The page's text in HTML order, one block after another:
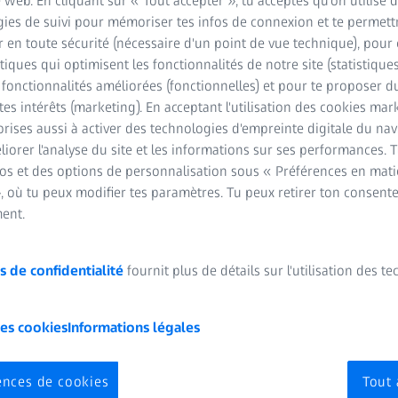
Imaging Solution
ZEISS SL Imaging Solution, vos examens quotidiens à la lampe
d'images et de vidéos de haute qualité aux rapports
cas, de les inclure dans l'information aux patients,
de ZEISS SL Imaging
de suivi pour mémoriser tes infos de connexion et te
en toute sécurité (nécessaire d'un point de vue technique), pour
qui optimisent les fonctionnalités de notre site
améliorées (fonctionnelles) et pour te proposer
intérêts (marketing). En acceptant l'utilisation des cookies
aussi à activer des technologies d'empreinte digitale du
l'analyse du site et les informations sur ses performances.
et des options de personnalisation sous « Préférences en
où tu peux modifier tes paramètres. Tu peux retirer ton
de confidentialité fournit plus de détails sur l'utilisation des
cookiesInformations légales
de cookies Tout